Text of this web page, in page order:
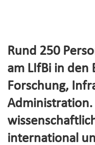
Rund 250
am LIfBi in den
Forschung,
Administration.
international